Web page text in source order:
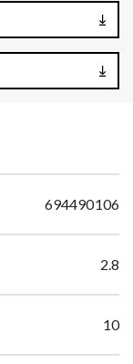
694490106
2.8
10